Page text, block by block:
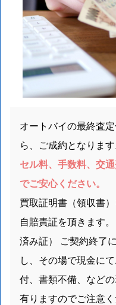
オートバイの最終査
ら、ご成約となりま
セル料、手数料、交
でご安心ください。
買取証明書（領収書
自賠責証を頂きます
済み証） ご契約終了
し、その場で現金に
付、書類不備、など
有りますのでご注意く